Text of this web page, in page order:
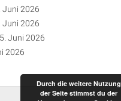
Juni 2026
Juni 2026
Juni 2026
2026
Durch die weitere Nutzung
der Seite stimmst du der